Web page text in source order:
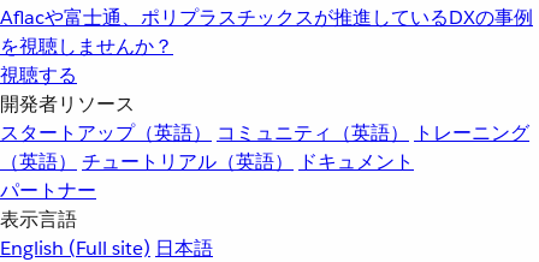
Aflacや富士通、ポリプラスチックスが推進しているDXの事例
を視聴しませんか？
視聴する
開発者リソース
スタートアップ（英語）
コミュニティ（英語）
トレーニング
（英語）
チュートリアル（英語）
ドキュメント
パートナー
表示言語
English (Full site) 日本語